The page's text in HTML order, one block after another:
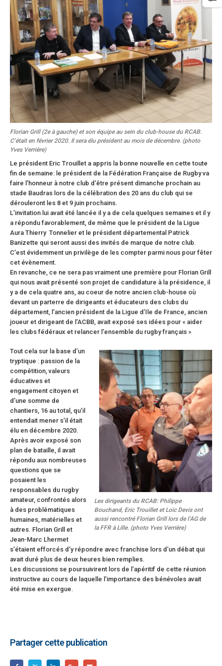
Florian Grill (2e à gauche) et son équipe au sein du club-house du RCAB.
C’était en février 2020. Il sera élu président au mois de décembre. (photo
Yves Verrière)
Le président Eric Trouillet a appris la bonne nouvelle en cette toute
fin de semaine: le président de la Fédération Française de Rugby va
faire l’honneur à notre club d’être présent dimanche prochain au
stade Baudras lors de la célébration des 20 ans du club qui se
dérouleront les 8 et 9 juin prochains.
L’invitation lui avait été lancée il y a de cela quelques semaines et il y
a répondu favorablement, de même que le président de la Ligue
Aura Thierry Tonnelier et le président départemental Patrick
Banizette qui seront aussi des invités de marque de notre club.
C’est évidemment un privilège de les compter parmi nous pour fêter
cet évènement.
En revanche, ce ne sera pas vraiment une première pour Florian Grill
qui nous avait présenté son projet de candidature à la présidence, il
y a de cela quatre ans, au coeur de notre ancien club-house où
devant un parterre de dirigeants et éducateurs des clubs du
département, l’ancien président de la Ligue d’Ile de France, ancien
joueur et dirigeant de l’ACBB, avait exposé ses idées pour « aider
les clubs fédéraux et relancer l’ensemble du rugby français »
Les dirigeants du RCAB: Philippe
Bouchand, Eric Trouillet et Loïc Devis ont
aussi rencontré Florian Grill lors de l’AG de
la FFR à Lille. (photo Yves Verrière)
Tout cela sur la base d’un
tryptique : passion de la
compétition, valeurs
éducatives et
engagement citoyen et
d’une somme de
chantiers, 16 au total, qu’il
entendait mener s’il était
élu en décembre 2020.
Après avoir exposé son
plan de bataille, il avait
répondu aux nombreuses
questions que se
posaient les
responsables du rugby
amateur, confrontés alors
à des problématiques
humaines, matérielles et
autres. Florian Grill et
Jean-Marc Lhermet
s’étaient efforcés d’y répondre avec franchise lors d’un débat qui
avait duré plus de deux heures bien remplies.
Les discussions se poursuivirent lors de l’apéritif de cette réunion
instructive au cours de laquelle l’importance des bénévoles avait
été mise en exergue.
Partager cette publication